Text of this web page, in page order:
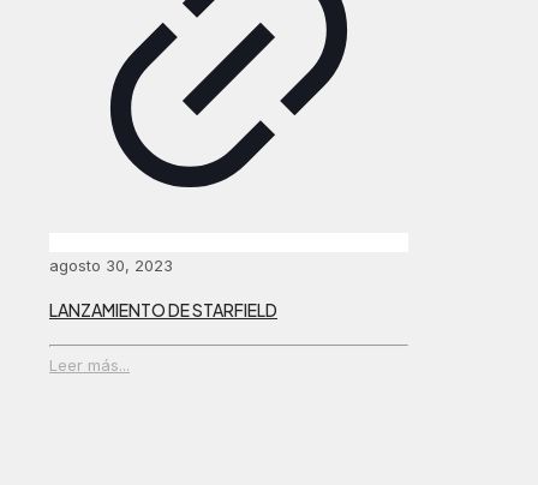
agosto 30, 2023
LANZAMIENTO DE STARFIELD
Leer más...